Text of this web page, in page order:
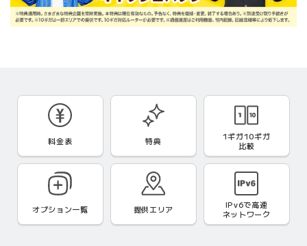
料金表 特典
1ギガ10ギガ
比較
オプション一覧 提供エリア IPv6で高速
ネットワーク